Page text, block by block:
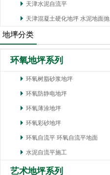
天津水泥自流平
天津混凝土硬化地坪 水泥地面抛
光
地坪分类
环氧地坪系列
环氧树脂砂浆地坪
环氧防静电地坪
环氧薄涂地坪
环氧彩砂地坪
环氧自流平 环氧自流平地面
水泥自流平施工
艺术地坪系列